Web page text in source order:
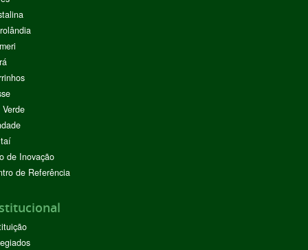
de Inovação
de Referência